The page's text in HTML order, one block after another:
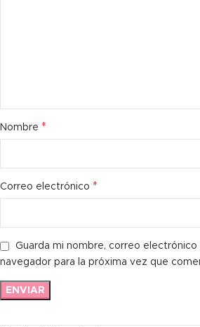
Nombre *
Correo electrónico *
Guarda mi nombre, correo
navegador para la próxima vez que